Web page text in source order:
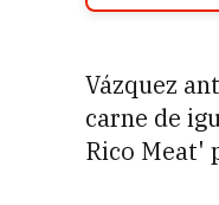
Vázquez
carne de
Rico Meat'